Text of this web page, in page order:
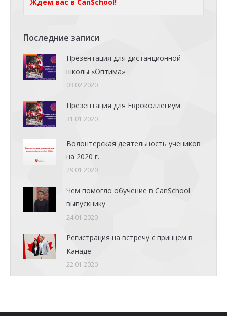
Последние записи
Презентация для дистанционной
школы «Оптима»
03.02.2020
Презентация для Евроколлегиум
31.01.2020
Волонтерская деятельность учеников
на 2020 г.
29.01.2020
Чем помогло обучение в CanSchool
выпускнику
24.01.2020
Регистрация на встречу с принцем в
Канаде
22.01.2020